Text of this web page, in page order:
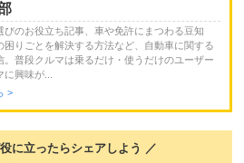
びのお役立ち記事、車や免許にまつわる豆知
困りごとを解決する方法など、自動車に関する
。普段クルマは乗るだけ・使うだけのユーザー
興味が...
>
に立ったらシェアしよう ／